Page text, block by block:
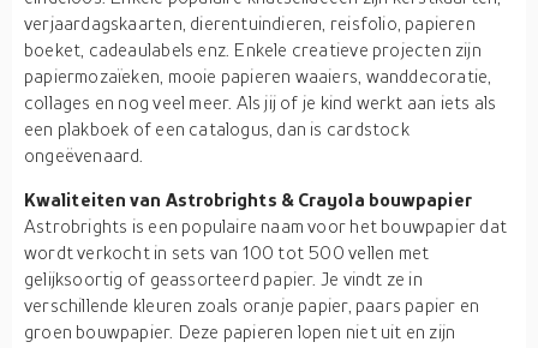
verjaardagskaarten, dierentuindieren, reisfolio, papieren
boeket, cadeaulabels enz. Enkele creatieve projecten zijn
papiermozaïeken, mooie papieren waaiers, wanddecoratie,
collages en nog veel meer. Als jij of je kind werkt aan iets als
een plakboek of een catalogus, dan is cardstock
ongeëvenaard.
Kwaliteiten van Astrobrights & Crayola bouwpapier
Astrobrights is een populaire naam voor het bouwpapier dat
wordt verkocht in sets van 100 tot 500 vellen met
gelijksoortig of geassorteerd papier. Je vindt ze in
verschillende kleuren zoals oranje papier, paars papier en
groen bouwpapier. Deze papieren lopen niet uit en zijn